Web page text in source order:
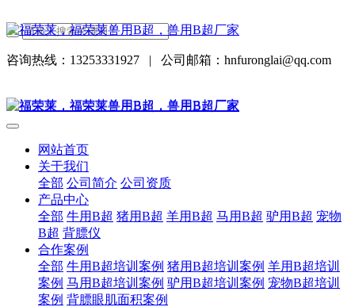
咨询热线：13253331927 | 公司邮箱：hnfuronglai@qq.com
网站首页
关于我们
全部 公司简介 公司资质
产品中心
全部 牛用B超 猪用B超 羊用B超 马用B超 驴用B超 宠物
B超 背膘仪
合作案例
全部 牛用B超培训案例 猪用B超培训案例 羊用B超培训
案例 马用B超培训案例 驴用B超培训案例 宠物B超培训
案例 背膘眼肌面积案例